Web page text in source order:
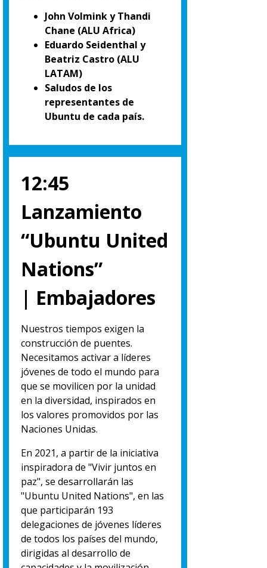
John Volmink y Thandi
Chane (ALU Africa)
Eduardo Seidenthal y
Beatriz Castro (ALU
LATAM)
Saludos de los
representantes de
Ubuntu de cada país.
12:45
Lanzamiento
“Ubuntu United
Nations”
| Embajadores
Nuestros tiempos exigen la
construcción de puentes.
Necesitamos activar a líderes
jóvenes de todo el mundo para
que se movilicen por la unidad
en la diversidad, inspirados en
los valores promovidos por las
Naciones Unidas.
En 2021, a partir de la iniciativa
inspiradora de "Vivir juntos en
paz", se desarrollarán las
"Ubuntu United Nations", en las
que participarán 193
delegaciones de jóvenes líderes
de todos los países del mundo,
dirigidas al desarrollo de